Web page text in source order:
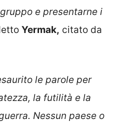
e presentarne i
Yermak, citato da
le parole per
la futilità e la
Nessun paese o